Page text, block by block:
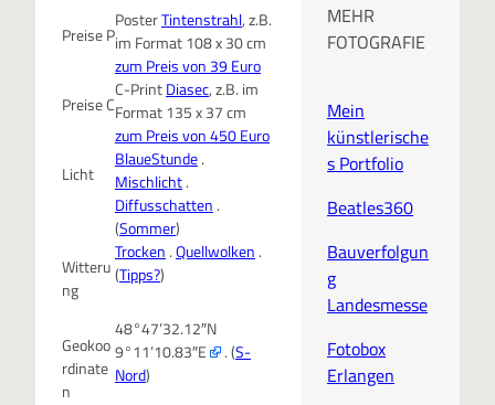
Preise P
PosterTintenstrahl, z.B.
im Format 108 x 30 cm
zum Preis von 39 Euro
Preise C
C-PrintDiasec, z.B. im
Format 135 x 37 cm
zum Preis von 450 Euro
Licht
BlaueStunde.
Mischlicht.
Diffusschatten .
(Sommer)
Witteru
ng
Trocken .Quellwolken .
(Tipps?)
Geokoo
rdinate
n
48°47’32.12″N
9°11’10.83″E
. (S-
Nord)
MEHR
FOTOGRAFIE
Mein
künstlerische
s Portfolio
Beatles360
Bauverfolgun
g
Landesmesse
Fotobox
Erlangen